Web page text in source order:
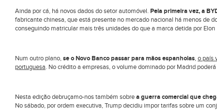
Ainda por cá, há novos dados do setor automóvel. Pela primeira vez, a
fabricante chinesa, que está presente no mercado nacional há menos de
conseguindo matricular mais três unidades do que a marca detida por Elon
Num outro plano,se o Novo Banco passar para mãos espanholas,o país
portuguesa. No crédito a empresas, o volume dominado por Madrid
Nesta edição debruçamo-nos também sobrea guerra comercial que
No sábado, por ordem executiva, Trump decidiu impor tarifas sobre um